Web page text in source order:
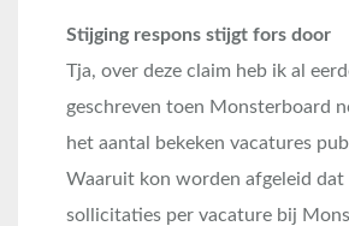
Stijging respons stijgt fors door
Tja, over deze claim heb ik al
geschreven toen Monsterboard
het aantal bekeken vacatures
Waaruit kon worden afgeleid dat
sollicitaties per vacature bij